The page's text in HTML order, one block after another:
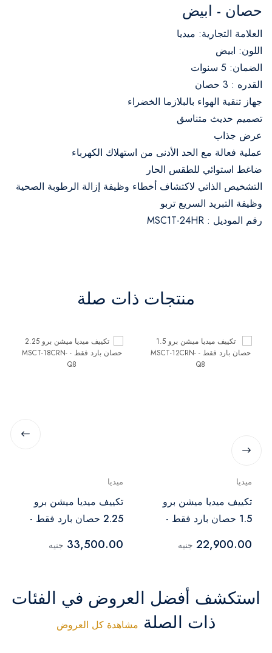
حصان - ابيض
العلامة التجارية: ميديا
اللون: ابيض
الضمان: 5 سنوات
القدره : 3 حصان
جهاز تنقية الهواء بالبلازما الخضراء
تصميم حديث متناسق
عرض جذاب
عملية فعالة مع الحد الأدنى من استهلاك الكهرباء
ضاغط استوائي للطقس الحار
التشخيص الذاتي لاكتشاف أخطاء وظيفة إزالة الرطوبة الصحية
وظيفة التبريد السريع تربو
رقم الموديل : MSC1T-24HR
منتجات ذات صلة
ميديا
تكييف ميديا ​​ميشن برو
1.5 حصان بارد فقط -
22,900.00 جنيه
ميديا
تكييف ميديا ميشن برو
2.25 حصان بارد فقط -
33,500.00 جنيه
استكشف أفضل العروض في الفئات
ذات الصلة مشاهدة كل العروض